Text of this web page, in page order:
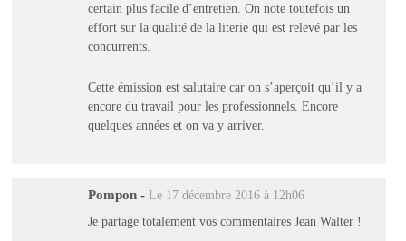
certain plus facile d’entretien. On note toutefois un
effort sur la qualité de la literie qui est relevé par les
concurrents.
Cette émission est salutaire car on s’aperçoit qu’il y a
encore du travail pour les professionnels. Encore
quelques années et on va y arriver.
Pompon - Le 17 décembre 2016 à 12h06
Je partage totalement vos commentaires Jean Walter !